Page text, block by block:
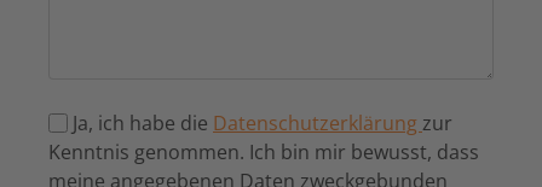
Ja, ich habe die Datenschutzerklärungzur
Kenntnis genommen. Ich bin mir bewusst, dass
meine angegebenen Daten zweckgebunden